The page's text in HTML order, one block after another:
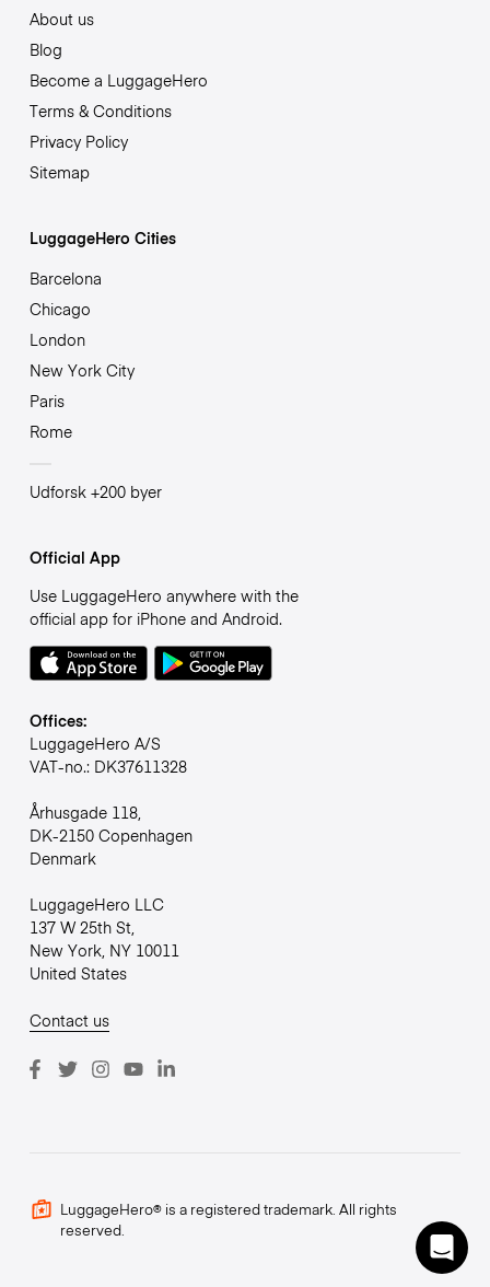
About us
Blog
Become a LuggageHero
Terms & Conditions
Privacy Policy
Sitemap
LuggageHero Cities
Barcelona
Chicago
London
New York City
Paris
Rome
Udforsk +200 byer
Official App
Use LuggageHero anywhere with the
official app for iPhone and Android.
Offices:
LuggageHero A/S
VAT-no.: DK37611328
Århusgade 118,
DK-2150 Copenhagen
Denmark
LuggageHero LLC
137 W 25th St,
New York, NY 10011
United States
Contact us
LuggageHero® is a registered trademark. All rights
reserved.